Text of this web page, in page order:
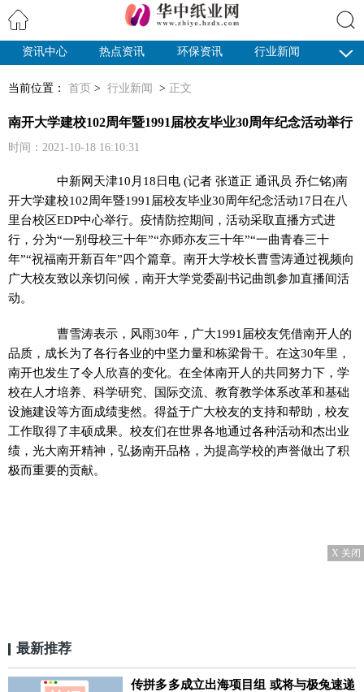
搜索
资讯中心 热点资讯 环保资讯
行业新闻
当前位置： 首页 > 行业新闻 > 正文
南开大学建校102周年暨1991届校友毕业30周年纪念活动举行
时间：2021-10-18 16:10:31
中新网天津10月18日电 (记者 张道正 通讯员 乔仁铭)南
开大学建校102周年暨1991届校友毕业30周年纪念活动17日在八
里台校区EDP中心举行。疫情防控期间，活动采取直播方式进
行，分为“一别母校三十年”“亦师亦友三十年”“一曲青春三十
年”“祝福南开新百年”四个篇章。南开大学校长曹雪涛通过视频向
广大校友致以亲切问候，南开大学党委副书记曲凯参加直播间活
动。
曹雪涛表示，风雨30年，广大1991届校友凭借南开人的
品质，成长为了各行各业的中坚力量和栋梁骨干。在这30年里，
南开也发生了令人欣喜的变化。在全体南开人的共同努力下，学
校在人才培养、科学研究、国际交流、教育教学体系改革和基础
设施建设等方面成绩斐然。得益于广大校友的支持和帮助，校友
工作取得了丰硕成果。校友们在世界各地通过各种活动和杰出业
绩，光大南开精神，弘扬南开品格，为提高学校的声誉做出了积
极而重要的贡献。
X 关闭
最新推荐
传拼多多成立出海项目组 或将与极兔速递